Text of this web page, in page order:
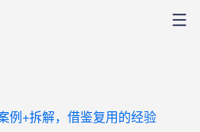
例+拆解，借鉴复用的经验